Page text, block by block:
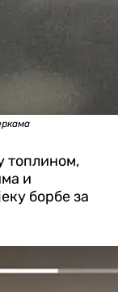
топлином,
и
борбе за